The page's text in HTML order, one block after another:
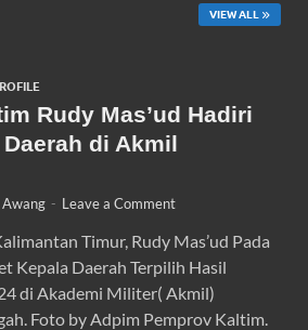
VIEW ALL
Rudy Mas’ud Hadiri
di Akmil
Awang - Leave a Comment
Timur, Rudy Mas’ud Pada
Kepala Daerah Terpilih Hasil
di Akademi Militer( Akmil)
Foto by Adpim Pemprov Kaltim.